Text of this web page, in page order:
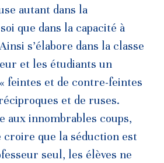
autant dans la
que dans la capacité à
s’élabore dans la classe
et les étudiants un
feintes et de contre-feintes
et de ruses.
aux innombrables coups,
que la séduction est
seul, les élèves ne